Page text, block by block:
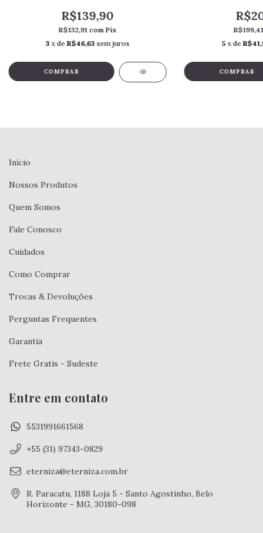
R$139,90
R$132,91 com Pix
3 x deR$46,63 sem juros
5 x de
Início
Nossos Produtos
Quem Somos
Fale Conosco
Cuidados
Como Comprar
Trocas & Devoluções
Perguntas Frequentes
Garantia
Frete Gratis - Sudeste
Entre em contato
5531991661568
+55 (31) 97343-0829
eterniza@eterniza.com.br
R. Paracatu, 1188 Loja 5 - Santo Agostinho, Belo
Horizonte - MG, 30180-098